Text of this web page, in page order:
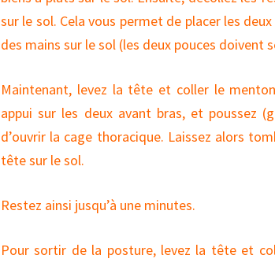
sur le sol. Cela vous permet de placer les
des mains sur le sol (les deux pouces doivent
Maintenant, levez la tête et coller le
appui sur les deux avant bras, et poussez
d’ouvrir la cage thoracique. Laissez alors
tête sur le sol.
Restez ainsi jusqu’à une minutes.
Pour sortir de la posture, levez la tête et